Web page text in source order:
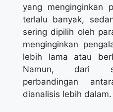
yang menginginkan
terlalu banyak,
sering dipilih oleh
menginginkan
lebih lama atau
Namun, dari
perbandingan
dianalisis lebih dalam.